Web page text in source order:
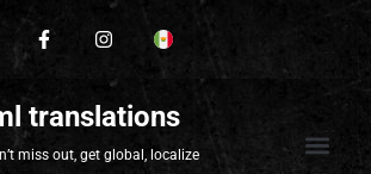
translations
miss out, get global, localize